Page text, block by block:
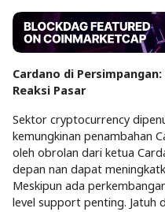
Cardano di
Reaksi Pasar
Sektor cryptocurrency
kemungkinan penambahan
oleh obrolan dari ketua
depan nan dapat
Meskipun ada
level support penting. Jatuh